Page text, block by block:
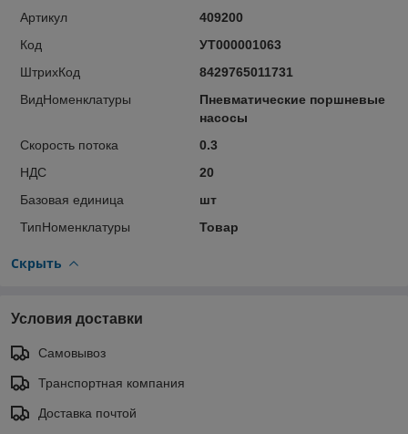
Артикул
409200
Код
УТ000001063
ШтрихКод
8429765011731
ВидНоменклатуры
Пневматические поршневые
насосы
Скорость потока
0.3
НДС
20
Базовая единица
шт
ТипНоменклатуры
Товар
Скрыть
Условия доставки
Самовывоз
Транспортная компания
Доставка почтой